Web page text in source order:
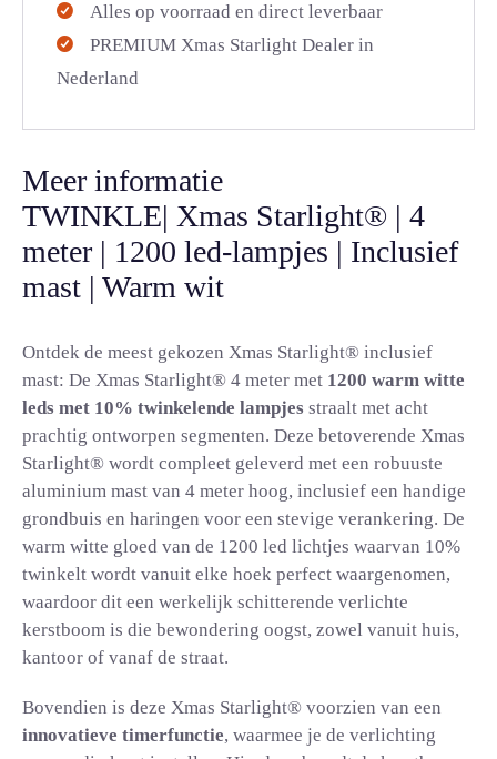
Alles op voorraad en direct leverbaar
PREMIUM Xmas Starlight Dealer in
Nederland
Meer informatie
TWINKLE| Xmas Starlight® | 4
meter | 1200 led-lampjes | Inclusief
mast | Warm wit
Ontdek de meest gekozen Xmas Starlight® inclusief
mast: De Xmas Starlight® 4 meter met 1200 warm witte
leds met 10% twinkelende lampjes straalt met acht
prachtig ontworpen segmenten. Deze betoverende Xmas
Starlight® wordt compleet geleverd met een robuuste
aluminium mast van 4 meter hoog, inclusief een handige
grondbuis en haringen voor een stevige verankering. De
warm witte gloed van de 1200 led lichtjes waarvan 10%
twinkelt wordt vanuit elke hoek perfect waargenomen,
waardoor dit een werkelijk schitterende verlichte
kerstboom is die bewondering oogst, zowel vanuit huis,
kantoor of vanaf de straat.
Bovendien is deze Xmas Starlight® voorzien van een
innovatieve timerfunctie, waarmee je de verlichting